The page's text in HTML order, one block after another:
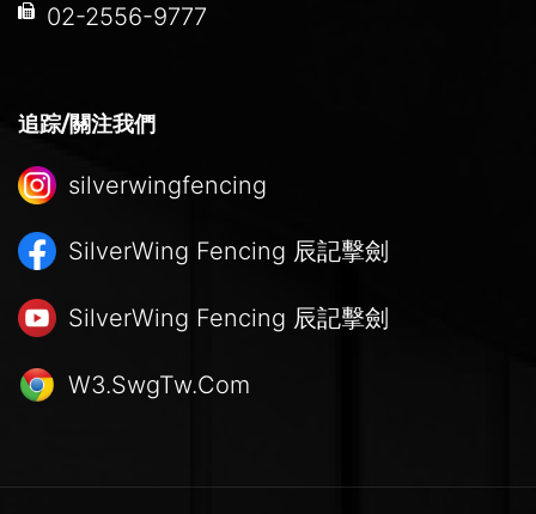
02-2556-9777
追踪/關注我們
silverwingfencing
SilverWing Fencing 辰記擊劍
SilverWing Fencing 辰記擊劍
W3.SwgTw.Com